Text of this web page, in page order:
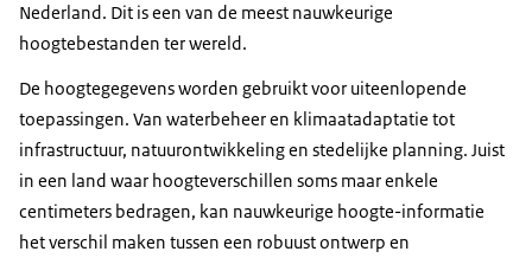
Nederland. Dit is een van de meest nauwkeurige
hoogtebestanden ter wereld.
De hoogtegegevens worden gebruikt voor uiteenlopende
toepassingen. Van waterbeheer en klimaatadaptatie tot
infrastructuur, natuurontwikkeling en stedelijke planning. Juist
in een land waar hoogteverschillen soms maar enkele
centimeters bedragen, kan nauwkeurige hoogte-informatie
het verschil maken tussen een robuust ontwerp en